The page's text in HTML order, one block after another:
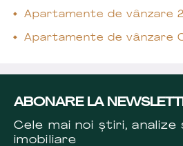
Apartamente de vânzare
Apartamente de vânzare
ABONARE LA
Cele mai noi știri,
imobiliare